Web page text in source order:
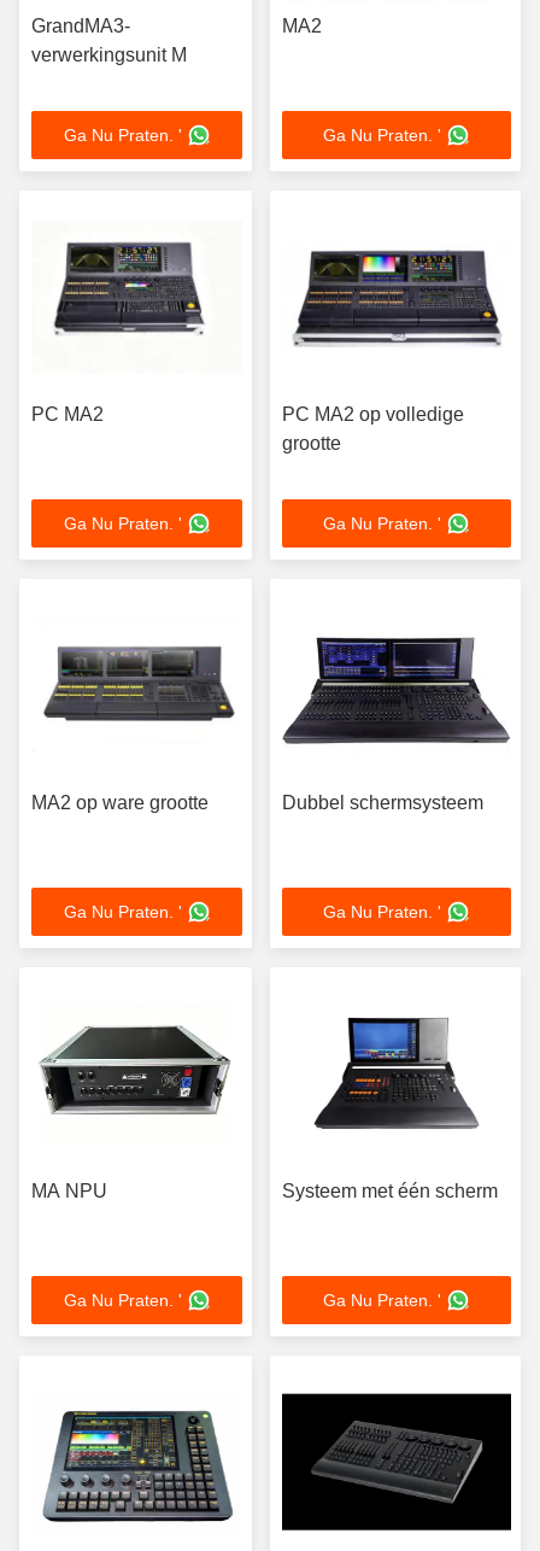
GrandMA3-
verwerkingsunit M
Ga Nu Praten. '
MA2
Ga Nu Praten. '
PC MA2
Ga Nu Praten. '
PC MA2 op volledige
grootte
Ga Nu Praten. '
MA2 op ware grootte
Ga Nu Praten. '
Dubbel schermsysteem
Ga Nu Praten. '
MA NPU
Ga Nu Praten. '
Systeem met één scherm
Ga Nu Praten. '